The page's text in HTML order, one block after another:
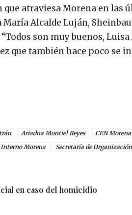
atraviesa Morena en las
Alcalde Luján,
son muy buenos,
que también hace poco se
Ariadna Montiel Reyes CEN Morena
Interno Morena Secretaría de Organización
en caso del homicidio